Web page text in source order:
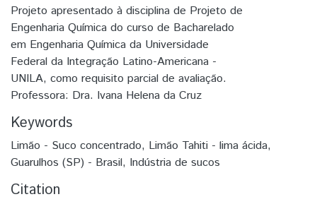
Projeto apresentado à disciplina de Projeto de
Engenharia Química do curso de Bacharelado
em Engenharia Química da Universidade
Federal da Integração Latino-Americana -
UNILA, como requisito parcial de avaliação.
Professora: Dra. Ivana Helena da Cruz
Keywords
Limão - Suco concentrado, Limão Tahiti - lima ácida,
Guarulhos (SP) - Brasil, Indústria de sucos
Citation